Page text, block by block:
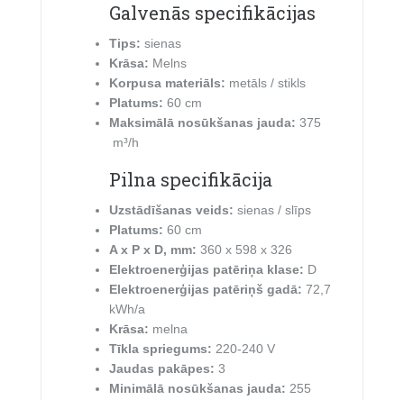
Galvenās specifikācijas
Tips: sienas
Krāsa: Melns
Korpusa materiāls: metāls / stikls
Platums: 60 cm
Maksimālā nosūkšanas jauda:375
m³/h
Pilna specifikācija
Uzstādīšanas veids:sienas / slīps
Platums:60 cm
A x P x D, mm:360 x 598 x 326
Elektroenerģijas patēriņa klase: D
Elektroenerģijas patēriņš gadā:72,7
kWh/a
Krāsa: melna
Tīkla spriegums: 220-240 V
Jaudas pakāpes: 3
Minimālā nosūkšanas jauda: 255